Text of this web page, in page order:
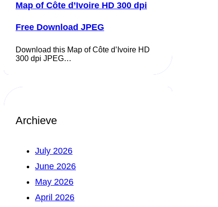
Map of Côte d’Ivoire HD 300 dpi
Free Download JPEG
Download this Map of Côte d’Ivoire HD
300 dpi JPEG…
Archieve
July 2026
June 2026
May 2026
April 2026